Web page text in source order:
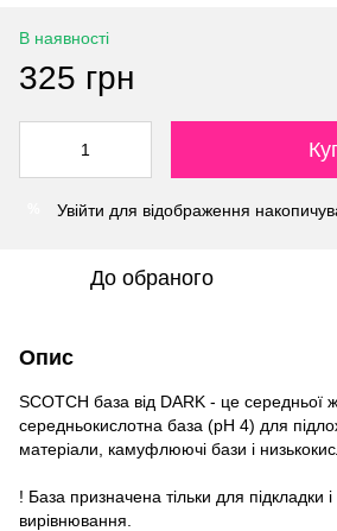
В наявності
325 грн
Увійти для відображення
До обраного
Опис
SCOTCH база від DARK - це середньої
середньокислотна база (pH 4) для
матеріали, камуфлюючі бази і
! ️База призначена тільки для підкладки
вирівнювання.